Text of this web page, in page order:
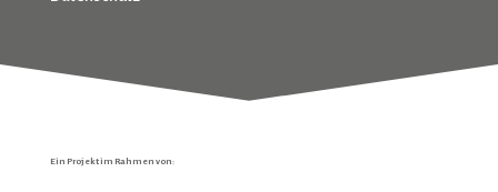
Ein Projekt im Rahmen von: